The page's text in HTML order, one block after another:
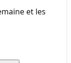
et les